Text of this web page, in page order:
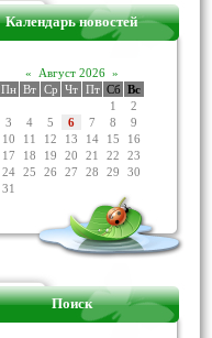
Календарь новостей
« Август 2026 »
Пн Вт Ср Чт Пт Сб Вс
1
2
3
4 5 6 7 8
9
10
11 12 13 14 15
16
17
18 19 20 21 22
23
24 25 26 27 28 29
30
31
Поиск